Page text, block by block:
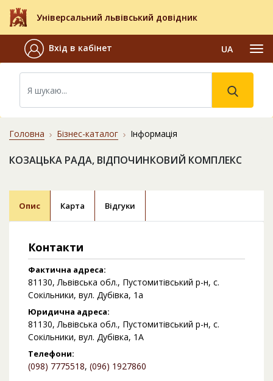
Універсальний львівський довідник
Вхід в кабінет UA
Головна Бізнес-каталог Інформація
КОЗАЦЬКА РАДА, ВІДПОЧИНКОВИЙ КОМПЛЕКС
Опис Карта Відгуки
Контакти
Фактична адреса:
81130, Львівська обл., Пустомитівський р-н, с.
Сокільники, вул. Дубівка, 1а
Юридична адреса:
81130, Львівська обл., Пустомитівський р-н, с.
Сокільники, вул. Дубівка, 1А
Телефони:
(098) 7775518, (096) 1927860